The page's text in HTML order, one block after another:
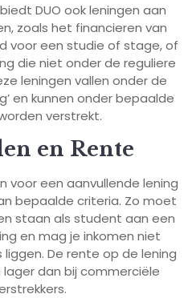
DUO ook leningen aan
zoals het financieren van
voor een studie of stage, of
die niet onder de reguliere
leningen vallen onder de
en kunnen onder bepaalde
verstrekt.
en Rente
voor een aanvullende lening
bepaalde criteria. Zo moet
staan als student aan een
en mag je inkomen niet
De rente op de lening
dan bij commerciële